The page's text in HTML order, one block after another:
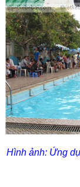
Hình ảnh: Ứng